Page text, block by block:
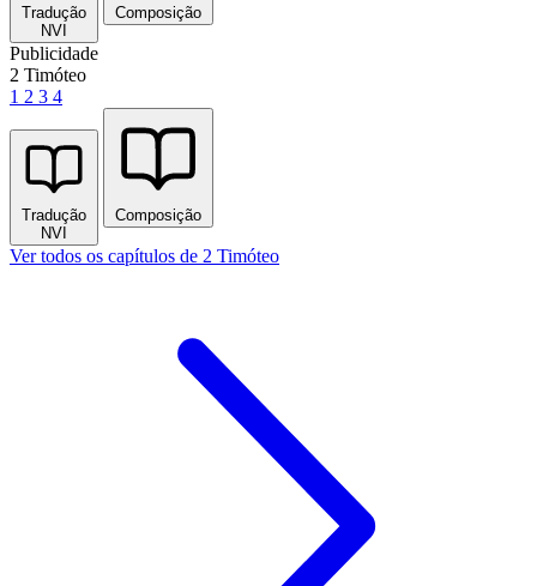
Tradução
NVI
Composição
Publicidade
2 Timóteo
1 2 3 4
Tradução
NVI
Composição
Ver todos os capítulos de 2 Timóteo